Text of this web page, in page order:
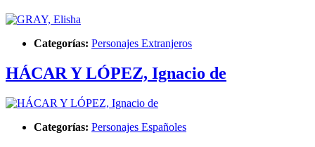
Categorías: Personajes Extranjeros
HÁCAR Y LÓPEZ, Ignacio de
Categorías: Personajes Españoles